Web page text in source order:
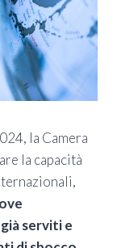
la Camera
la capacità
serviti e